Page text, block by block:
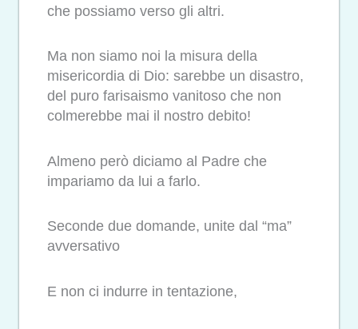
che possiamo verso gli altri.
Ma non siamo noi la misura della
misericordia di Dio: sarebbe un disastro,
del puro farisaismo vanitoso che non
colmerebbe mai il nostro debito!
Almeno però diciamo al Padre che
impariamo da lui a farlo.
Seconde due domande, unite dal “ma”
avversativo
E non ci indurre in tentazione,